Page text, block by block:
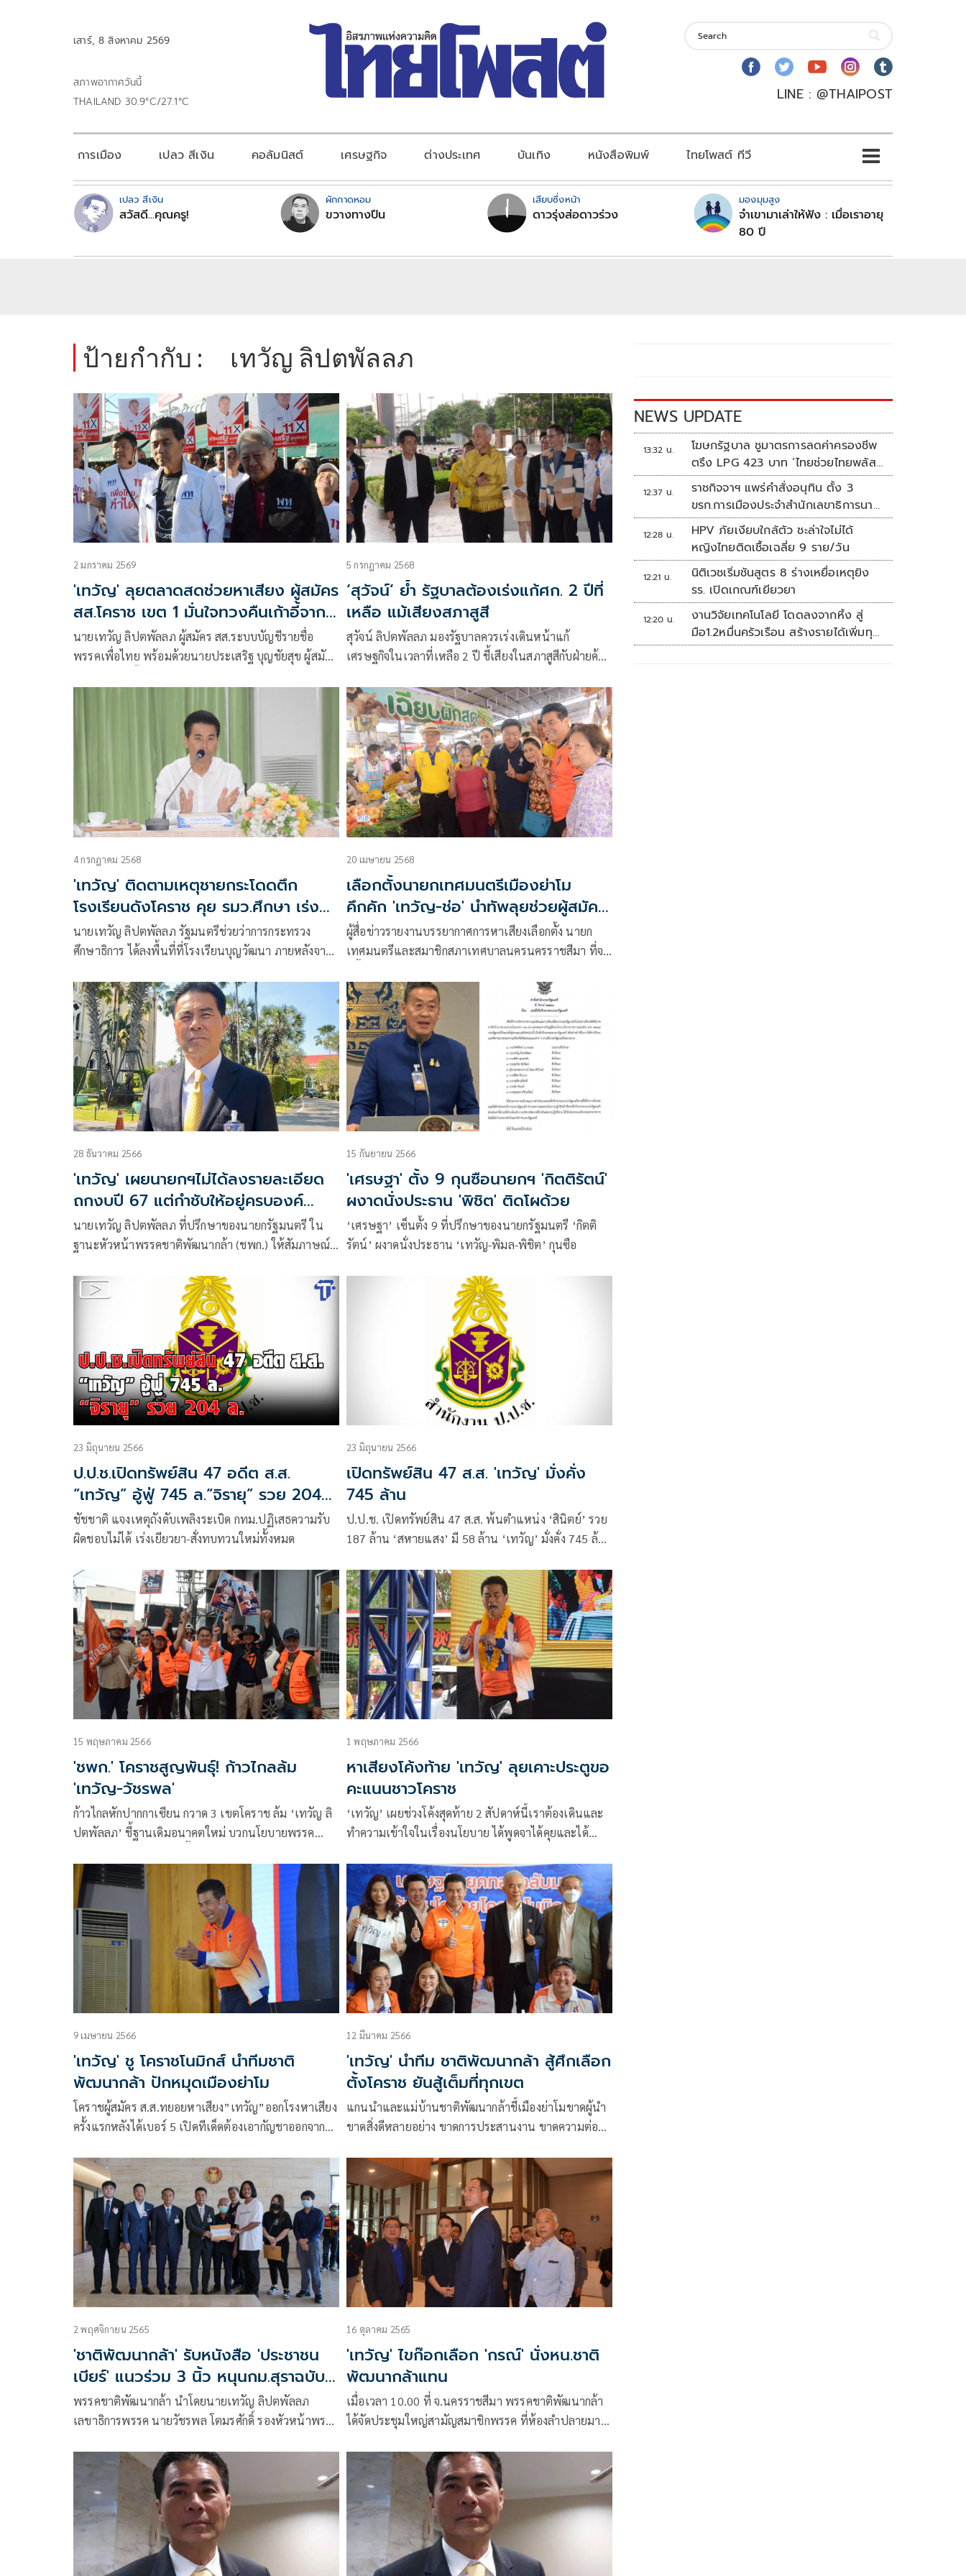
เสาร์, 8 สิงหาคม 2569
สภาพอากาศวันนี้
THAILAND 30.9°C/27.1°C
LINE : @THAIPOST
การเมือง เปลว สีเงิน คอลัมนิสต์ เศรษฐกิจ ต่างประเทศ บันเทิง หนังสือพิมพ์ ไทยโพสต์ ทีวี
เปลว สีเงิน
สวัสดี...คุณครู!
ผักกาดหอม
ขวางทางปืน
เสียบซึ่งหน้า
ดาวรุ่งส่อดาวร่วง
มองมุมสูง
จำเขามาเล่าให้ฟัง : เมื่อเราอายุ
80 ปี
ป้ายกำกับ : เทวัญ ลิปตพัลลภ
2 มกราคม 2569
'เทวัญ' ลุยตลาดสดช่วยหาเสียง ผู้สมัคร
สส.โคราช เขต 1 มั่นใจทวงคืนเก้าอี้จาก
พรรคส้มได้
นายเทวัญ ลิปตพัลลภ ผู้สมัคร สส.ระบบบัญชีรายชื่อ
พรรคเพื่อไทย พร้อมด้วยนายประเสริฐ บุญชัยสุข ผู้สมัคร
เพื่อไทย ได้เดินหาเสียงพบปะพ่อค้า แม่ค้า ผู้ประกอบการ
พี่น้องประชาชนที่เดินจับจ่ายในตลาดย่าโม , ตลาดป๋อง
แป๋ง และตลาดเซฟวัน
5 กรกฎาคม 2568
‘สุวัจน์’ ย้ำ รัฐบาลต้องเร่งแก้ศก. 2 ปีที่
เหลือ แม้เสียงสภาสูสี
สุวัจน์ ลิปตพัลลภ มองรัฐบาลควรเร่งเดินหน้าแก้
เศรษฐกิจในเวลาที่เหลือ 2 ปี ชี้เสียงในสภาสูสีกับฝ่ายค้าน
การเมืองต้องอยู่ในระบอบประชาธิปไตยเพื่อสร้างความ
เชื่อมั่น
4 กรกฎาคม 2568
'เทวัญ' ติดตามเหตุชายกระโดดตึก
โรงเรียนดังโคราช คุย รมว.ศึกษา เร่งหา
มาตรการป้องกัน
นายเทวัญ ลิปตพัลลภ รัฐมนตรีช่วยว่าการกระทรวง
ศึกษาธิการ ได้ลงพื้นที่ที่โรงเรียนบุญวัฒนา ภายหลังจาก
เรียนเฉลิมพระเกียรติ 9 ชั้นของโรงเรียนบุญวัฒนา และ
กระโดดจากชั้น 6 ตกลงมาเสียชีวิต
20 เมษายน 2568
เลือกตั้งนายกเทศมนตรีเมืองย่าโม
คึกคัก 'เทวัญ-ช่อ' นำทัพลุยช่วยผู้สมัคร
หาเสียง
ผู้สื่อข่าวรายงานบรรยากาศการหาเสียงเลือกตั้ง นายก
เทศมนตรีและสมาชิกสภาเทศบาลนครนครราชสีมา ที่จะ
การลงพื้นที่หาเสียงของผู้สมัครเป็นไปอย่างเข้มข้น โดย
เข้าสู่ช่วงนับถอยหลังก่อนโค้งสุดท้าย โดยมีนายเทวัญ ลิ
ปตพัลลภ หัวหน้าพรรคชาติพัฒนา
28 ธันวาคม 2566
'เทวัญ' เผยนายกฯไม่ได้ลงรายละเอียด
ถกงบปี 67 แต่กำชับให้อยู่ครบองค์
ประชุม
นายเทวัญ ลิปตพัลลภ ที่ปรึกษาของนายกรัฐมนตรี ใน
ฐานะหัวหน้าพรรคชาติพัฒนากล้า (ชพก.) ให้สัมภาษณ์
พรรคกำชับสมาชิกให้เข้าร่วมการประชุมสภาเพื่อ
พิจารณาร่างพ.ร.บ.งบประมาณรายจ่ายประจำปี 67 ที่จะ
มีขึ้นในวันที่ 3-5 ม.ค.67 อย่างพร้อมเพรียง
15 กันยายน 2566
'เศรษฐา' ตั้ง 9 กุนซือนายกฯ 'กิตติรัตน์'
ผงาดนั่งประธาน 'พิชิต' ติดโผด้วย
‘เศรษฐา’ เซ็นตั้ง 9 ที่ปรึกษาของนายกรัฐมนตรี ‘กิตติ
รัตน์’ ผงาดนั่งประธาน ‘เทวัญ-พิมล-พิชิต’ กุนซือ
23 มิถุนายน 2566
ป.ป.ช.เปิดทรัพย์สิน 47 อดีต ส.ส.
“เทวัญ” อู้ฟู่ 745 ล.“จิรายุ” รวย 204
ล.
ชัชชาติ แจงเหตุถังดับเพลิงระเบิด กทม.ปฏิเสธความรับ
ผิดชอบไม่ได้ เร่งเยียวยา-สั่งทบทวนใหม่ทั้งหมด
23 มิถุนายน 2566
เปิดทรัพย์สิน 47 ส.ส. 'เทวัญ' มั่งคั่ง
745 ล้าน
ป.ป.ช. เปิดทรัพย์สิน 47 ส.ส. พ้นตำแหน่ง ‘สินิตย์’ รวย
187 ล้าน ‘สหายแสง’ มี 58 ล้าน ‘เทวัญ’ มั่งคั่ง 745 ล้าน
ล้าน
15 พฤษภาคม 2566
'ชพก.' โคราชสูญพันธุ์! ก้าวไกลล้ม
'เทวัญ-วัชรพล'
ก้าวไกลหักปากกาเซียน กวาด 3 เขตโคราช ล้ม ‘เทวัญ ลิ
ปตพัลลภ’ ชี้ฐานเดิมอนาคตใหม่ บวกนโยบายพรรค
ส.ส.ทุกพรรค
1 พฤษภาคม 2566
หาเสียงโค้งท้าย 'เทวัญ' ลุยเคาะประตูขอ
คะแนนชาวโคราช
‘เทวัญ’ เผยช่วงโค้งสุดท้าย 2 สัปดาห์นี้เราต้องเดินและ
ทำความเข้าใจในเรื่องนโยบาย ได้พูดจาได้คุยและได้
อยากได้หรือต้องการเพิ่มเติมอะไรอีกหรือเปล่า
9 เมษายน 2566
'เทวัญ' ชู โคราชโนมิกส์ นำทีมชาติ
พัฒนากล้า ปักหมุดเมืองย่าโม
โคราชผู้สมัคร ส.ส.ทยอยหาเสียง”เทวัญ”ออกโรงหาเสียง
ครั้งแรกหลังได้เบอร์ 5 เปิดทีเด็ดต้องเอากัญชาออกจาก
เปิดนโยบายเฉพาะโคราช 5 ด้านจับต้องได้ ขณะ
ที่”พรรคก้าวไกล”ยึดฟุตบาตรเวทีข้างถนนโทรโข่งตัว
เดียวชูต้องยกเลิกเกณฑ์ทหาร คืนเสรีภาพ
12 มีนาคม 2566
'เทวัญ' นำทีม ชาติพัฒนากล้า สู้ศึกเลือก
ตั้งโคราช ยันสู้เต็มที่ทุกเขต
แกนนำและแม่บ้านชาติพัฒนากล้าชี้เมืองย่าโมขาดผู้นำ
ขาดสิ่งดีหลายอย่าง ขาดการประสานงาน ขาดความต่อ
ทราบ แต่การแข่งขันมีทุกเขต สู้เต็มที่ ด้าน”ชาติไทย
พัฒนา”ได้จังหวะโวสิ่งแวดล้อมเป็นนโยบายที่โดดเด่น
โดนใจพี่น้องประชาชน ไม่ใช่ไกลตัว แต่ใกล้ตัว ส่งผลกระ
ทบโดยตรง
2 พฤศจิกายน 2565
'ชาติพัฒนากล้า' รับหนังสือ 'ประชาชน
เบียร์' แนวร่วม 3 นิ้ว หนุนกม.สุราฉบับ
ก้าวไกล
พรรคชาติพัฒนากล้า นำโดยนายเทวัญ ลิปตพัลลภ
เลขาธิการพรรค นายวัชรพล โตมรศักดิ์ รองหัวหน้าพรรค
ธรรม ผู้เสนอตัวสมัคร ส.ส.กทม. รับหนังสือจากกลุ่ม
ประชาชาเบียร์ เพื่อขอให้สนับสนุนร่างแก้ไข พ.ร.บ.ภาษี
สรรพสามิต ที่เข้าสู่การพิจารณาวาระ 2 วันนี้
16 ตุลาคม 2565
'เทวัญ' ไขก๊อกเลือก 'กรณ์' นั่งหน.ชาติ
พัฒนากล้าแทน
เมื่อเวลา 10.00 ที่ จ.นครราชสีมา พรรคชาติพัฒนากล้า
ได้จัดประชุมใหญ่สามัญสมาชิกพรรค ที่ห้องลำปลายมาศ
NEWS UPDATE
13:32 น.
โฆษกรัฐบาล ชูมาตรการลดค่าครองชีพ
ตรึง LPG 423 บาท ‘ไทยช่วยไทยพลัส’
ดันเงินหมุนแสนล้าน
12:37 น.
ราชกิจจาฯ แพร่คำสั่งอนุทิน ตั้ง 3
ขรก.การเมืองประจำสำนักเลขาธิการนา
ยกฯ
12:28 น.
HPV ภัยเงียบใกล้ตัว ชะล่าใจไม่ได้
หญิงไทยติดเชื้อเฉลี่ย 9 ราย/วัน
12:21 น.
นิติเวชเริ่มชันสูตร 8 ร่างเหยื่อเหตุยิง
รร. เปิดเกณฑ์เยียวยา
12:20 น.
งานวิจัยเทคโนโลยี โดดลงจากหิ้ง สู่
มือ1.2หมื่นครัวเรือน สร้างรายได้เพิ่มทุก
เดือน